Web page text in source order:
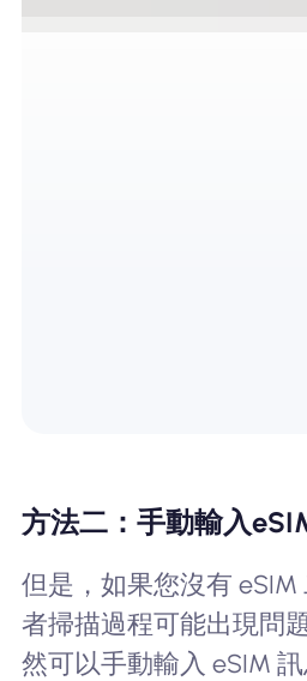
方法二：手動輸入
但是，如果您沒有
者掃描過程可能出現問
然可以手動輸入 eSIM